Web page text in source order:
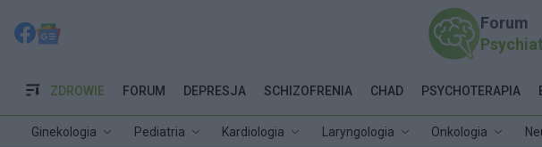
Forum
ZDROWIE
Ginekologia Pediatria Kardiologia Laryngologia Onkologia
FORUM DEPRESJA SCHIZOFRENIA CHAD PSYCHOTERAPIA